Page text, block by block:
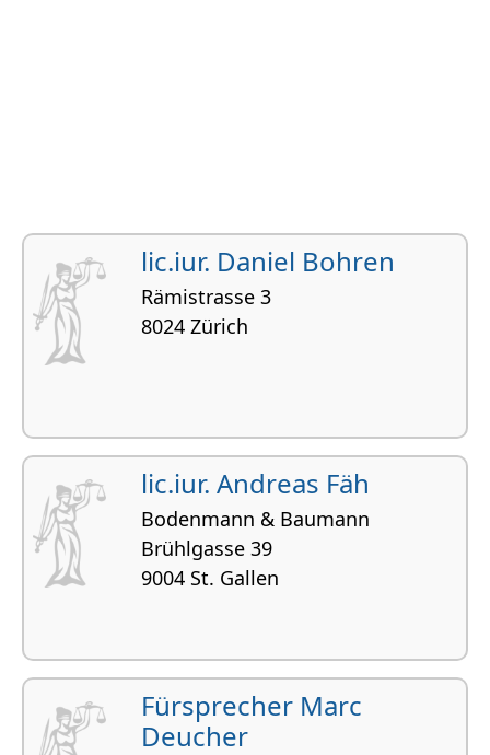
lic.iur. Daniel Bohren
Rämistrasse 3
8024 Zürich
lic.iur. Andreas Fäh
Bodenmann & Baumann
Brühlgasse 39
9004 St. Gallen
Fürsprecher Marc
Deucher